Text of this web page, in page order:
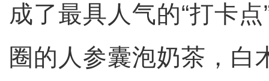
成了最具人气的“打卡
圈的人参囊泡奶茶，白